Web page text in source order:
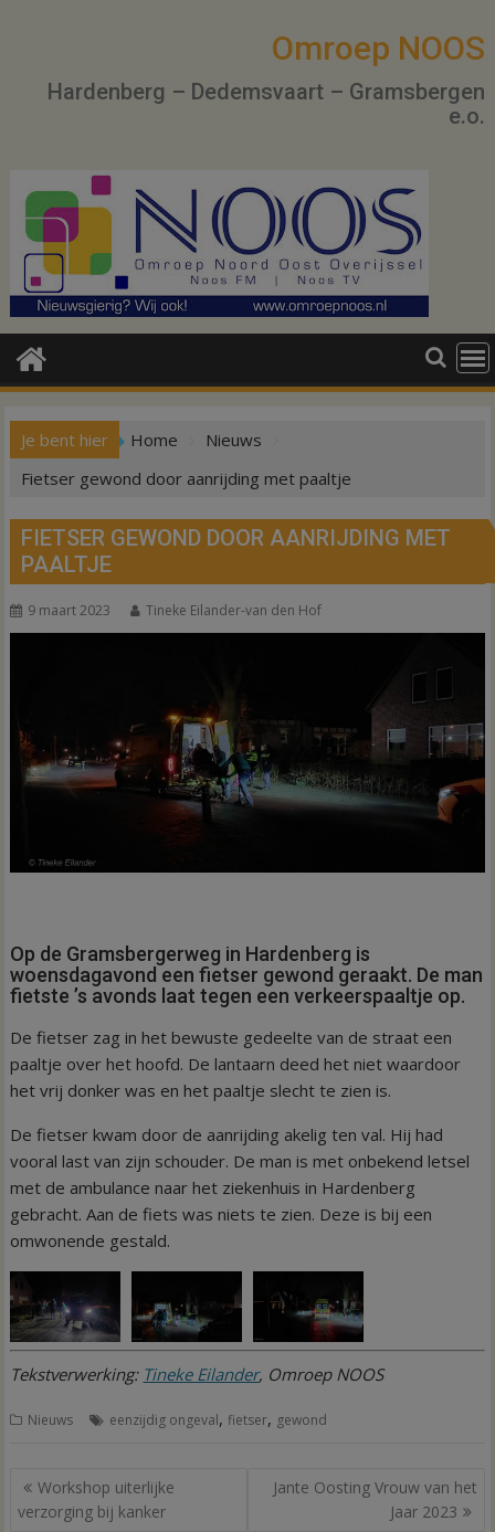
Omroep NOOS
Hardenberg – Dedemsvaart – Gramsbergen
e.o.
Je bent hier Home
Nieuws
Fietser gewond door aanrijding met paaltje
FIETSER GEWOND DOOR AANRIJDING MET
PAALTJE
9 maart 2023 Tineke Eilander-van den Hof
Op de Gramsbergerweg in Hardenberg is
woensdagavond een fietser gewond geraakt. De man
fietste ’s avonds laat tegen een verkeerspaaltje op.
De fietser zag in het bewuste gedeelte van de straat een
paaltje over het hoofd. De lantaarn deed het niet waardoor
het vrij donker was en het paaltje slecht te zien is.
De fietser kwam door de aanrijding akelig ten val. Hij had
vooral last van zijn schouder. De man is met onbekend letsel
met de ambulance naar het ziekenhuis in Hardenberg
gebracht. Aan de fiets was niets te zien. Deze is bij een
omwonende gestald.
Tekstverwerking: Tineke Eilander, Omroep NOOS
Nieuws eenzijdig ongeval, fietser, gewond
Bericht
navigatie
Workshop uiterlijke
verzorging bij kanker
Jante Oosting Vrouw van het
Jaar 2023